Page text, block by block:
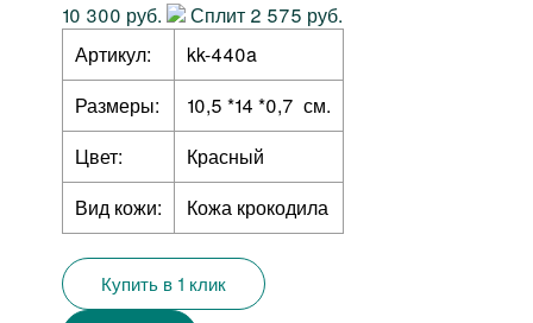
10 300 руб.
Сплит 2 575 руб.
Артикул:
kk-440a
Размеры:
10,5 *14 *0,7 см.
Цвет:
Красный
Вид кожи:
Кожа крокодила
Купить в 1 клик